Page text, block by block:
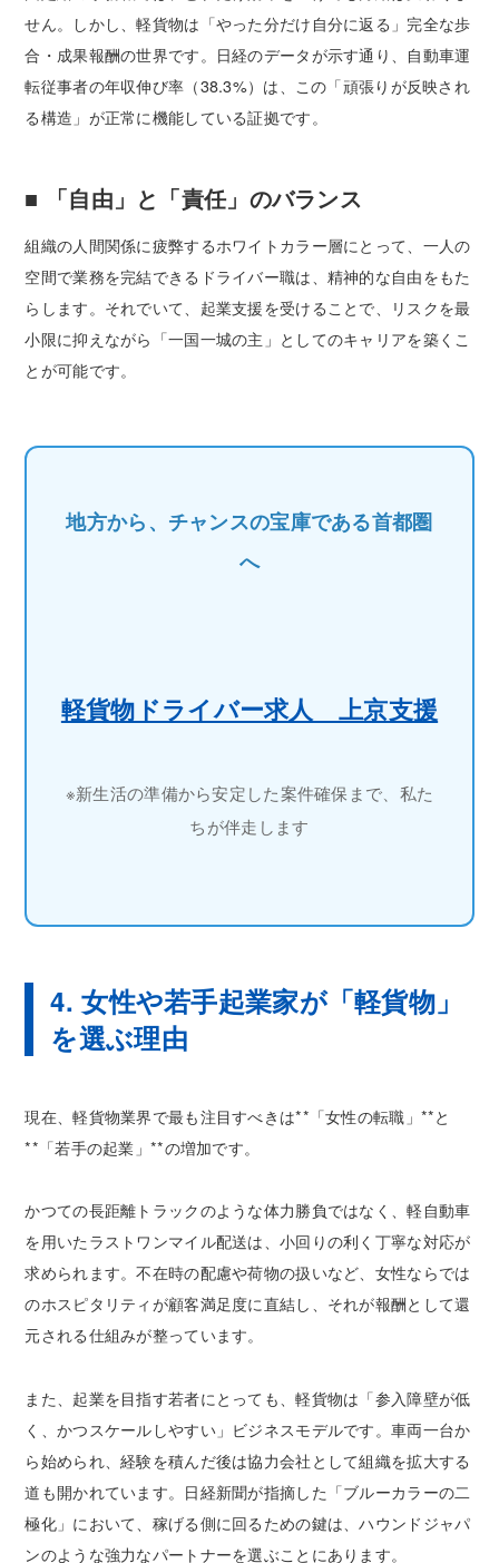
せん。しかし、軽貨物は「やった分だけ自分に返る」完全な歩
合・成果報酬の世界です。日経のデータが示す通り、自動車運
転従事者の年収伸び率（38.3%）は、この「頑張りが反映され
る構造」が正常に機能している証拠です。
■ 「自由」と「責任」のバランス
組織の人間関係に疲弊するホワイトカラー層にとって、一人の
空間で業務を完結できるドライバー職は、精神的な自由をもた
らします。それでいて、起業支援を受けることで、リスクを最
小限に抑えながら「一国一城の主」としてのキャリアを築くこ
とが可能です。
地方から、チャンスの宝庫である首都圏
へ
軽貨物ドライバー求人 上京支援
※新生活の準備から安定した案件確保まで、私た
ちが伴走します
4. 女性や若手起業家が「軽貨物」
を選ぶ理由
現在、軽貨物業界で最も注目すべきは**「女性の転職」**と
**「若手の起業」**の増加です。
かつての長距離トラックのような体力勝負ではなく、軽自動車
を用いたラストワンマイル配送は、小回りの利く丁寧な対応が
求められます。不在時の配慮や荷物の扱いなど、女性ならでは
のホスピタリティが顧客満足度に直結し、それが報酬として還
元される仕組みが整っています。
また、起業を目指す若者にとっても、軽貨物は「参入障壁が低
く、かつスケールしやすい」ビジネスモデルです。車両一台か
ら始められ、経験を積んだ後は協力会社として組織を拡大する
道も開かれています。日経新聞が指摘した「ブルーカラーの二
極化」において、稼げる側に回るための鍵は、ハウンドジャパ
ンのような強力なパートナーを選ぶことにあります。